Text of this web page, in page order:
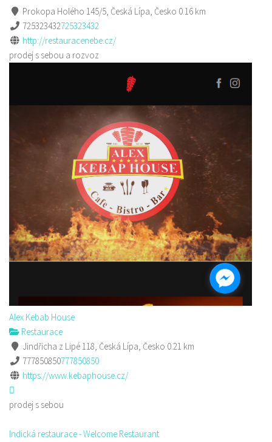
Prokopa Holého 145/5, Česká Lípa, Česko 0.16 km
725323432725323432
http://restauracenebe.cz/
prodej s sebou a rozvoz
Alex Kebab House
Restaurace
Jindřicha z Lipé 118, Česká Lípa, Česko 0.21 km
777850850777850850
https://www.kebaphouse.cz/
prodej s sebou
Indická restaurace - Welcome Restaurant